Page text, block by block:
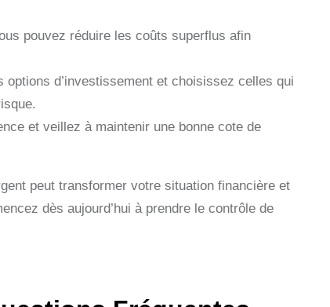
pouvez réduire les coûts superflus afin
d’investissement et choisissez celles qui
et veillez à maintenir une bonne cote de
peut transformer votre situation financière et
dès aujourd’hui à prendre le contrôle de